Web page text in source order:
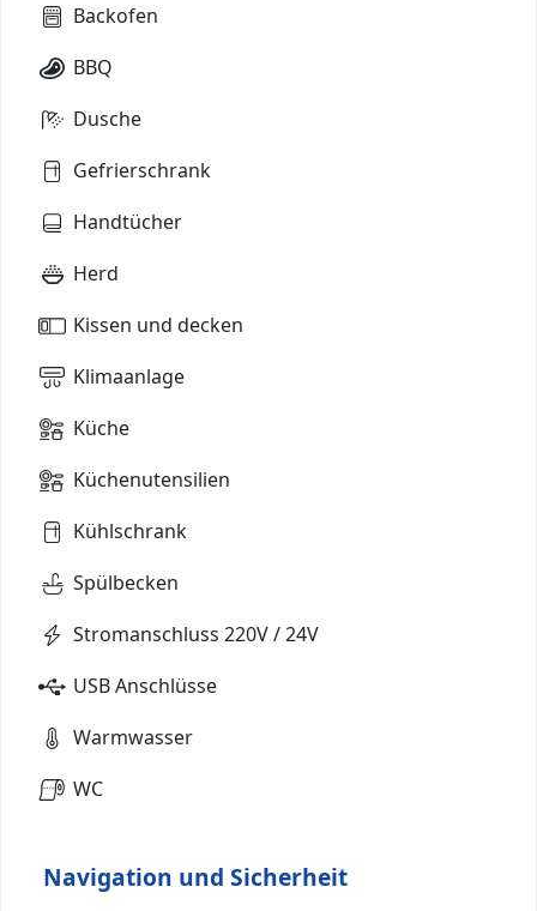
Backofen
BBQ
Dusche
Gefrierschrank
Handtücher
Herd
Kissen und decken
Klimaanlage
Küche
Küchenutensilien
Kühlschrank
Spülbecken
Stromanschluss 220V / 24V
USB Anschlüsse
Warmwasser
WC
Navigation und Sicherheit